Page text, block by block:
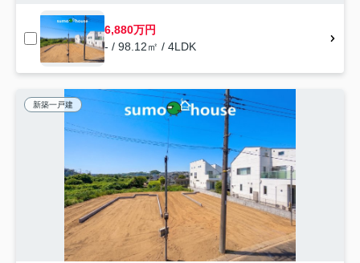
6,880万円
- / 98.12㎡ / 4LDK
新築一戸建